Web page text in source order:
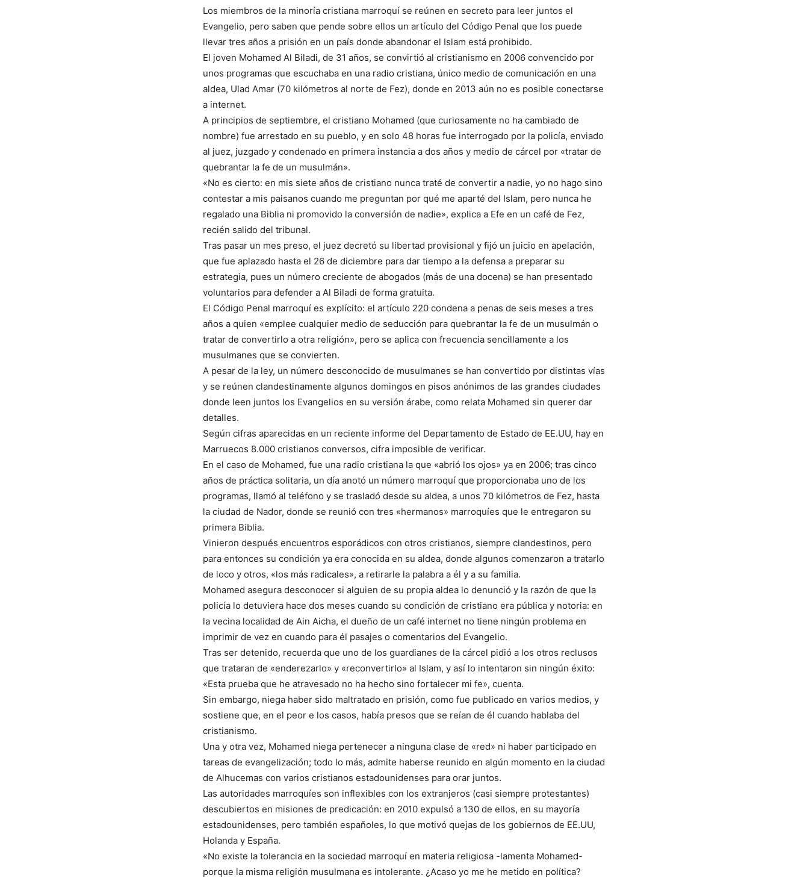
Los miembros de la minoría cristiana marroquí se reúnen en secreto para leer juntos el
Evangelio, pero saben que pende sobre ellos un artículo del Código Penal que los puede
llevar tres años a prisión en un país donde abandonar el Islam está prohibido.
El joven Mohamed Al Biladi, de 31 años, se convirtió al cristianismo en 2006 convencido por
unos programas que escuchaba en una radio cristiana, único medio de comunicación en una
aldea, Ulad Amar (70 kilómetros al norte de Fez), donde en 2013 aún no es posible conectarse
a internet.
A principios de septiembre, el cristiano Mohamed (que curiosamente no ha cambiado de
nombre) fue arrestado en su pueblo, y en solo 48 horas fue interrogado por la policía, enviado
al juez, juzgado y condenado en primera instancia a dos años y medio de cárcel por «tratar de
quebrantar la fe de un musulmán».
«No es cierto: en mis siete años de cristiano nunca traté de convertir a nadie, yo no hago sino
contestar a mis paisanos cuando me preguntan por qué me aparté del Islam, pero nunca he
regalado una Biblia ni promovido la conversión de nadie», explica a Efe en un café de Fez,
recién salido del tribunal.
Tras pasar un mes preso, el juez decretó su libertad provisional y fijó un juicio en apelación,
que fue aplazado hasta el 26 de diciembre para dar tiempo a la defensa a preparar su
estrategia, pues un número creciente de abogados (más de una docena) se han presentado
voluntarios para defender a Al Biladi de forma gratuita.
El Código Penal marroquí es explícito: el artículo 220 condena a penas de seis meses a tres
años a quien «emplee cualquier medio de seducción para quebrantar la fe de un musulmán o
tratar de convertirlo a otra religión», pero se aplica con frecuencia sencillamente a los
musulmanes que se convierten.
A pesar de la ley, un número desconocido de musulmanes se han convertido por distintas vías
y se reúnen clandestinamente algunos domingos en pisos anónimos de las grandes ciudades
donde leen juntos los Evangelios en su versión árabe, como relata Mohamed sin querer dar
detalles.
Según cifras aparecidas en un reciente informe del Departamento de Estado de EE.UU, hay en
Marruecos 8.000 cristianos conversos, cifra imposible de verificar.
En el caso de Mohamed, fue una radio cristiana la que «abrió los ojos» ya en 2006; tras cinco
años de práctica solitaria, un día anotó un número marroquí que proporcionaba uno de los
programas, llamó al teléfono y se trasladó desde su aldea, a unos 70 kilómetros de Fez, hasta
la ciudad de Nador, donde se reunió con tres «hermanos» marroquíes que le entregaron su
primera Biblia.
Vinieron después encuentros esporádicos con otros cristianos, siempre clandestinos, pero
para entonces su condición ya era conocida en su aldea, donde algunos comenzaron a tratarlo
de loco y otros, «los más radicales», a retirarle la palabra a él y a su familia.
Mohamed asegura desconocer si alguien de su propia aldea lo denunció y la razón de que la
policía lo detuviera hace dos meses cuando su condición de cristiano era pública y notoria: en
la vecina localidad de Ain Aicha, el dueño de un café internet no tiene ningún problema en
imprimir de vez en cuando para él pasajes o comentarios del Evangelio.
Tras ser detenido, recuerda que uno de los guardianes de la cárcel pidió a los otros reclusos
que trataran de «enderezarlo» y «reconvertirlo» al Islam, y así lo intentaron sin ningún éxito:
«Esta prueba que he atravesado no ha hecho sino fortalecer mi fe», cuenta.
Sin embargo, niega haber sido maltratado en prisión, como fue publicado en varios medios, y
sostiene que, en el peor e los casos, había presos que se reían de él cuando hablaba del
cristianismo.
Una y otra vez, Mohamed niega pertenecer a ninguna clase de «red» ni haber participado en
tareas de evangelización; todo lo más, admite haberse reunido en algún momento en la ciudad
de Alhucemas con varios cristianos estadounidenses para orar juntos.
Las autoridades marroquíes son inflexibles con los extranjeros (casi siempre protestantes)
descubiertos en misiones de predicación: en 2010 expulsó a 130 de ellos, en su mayoría
estadounidenses, pero también españoles, lo que motivó quejas de los gobiernos de EE.UU,
Holanda y España.
«No existe la tolerancia en la sociedad marroquí en materia religiosa -lamenta Mohamed-
porque la misma religión musulmana es intolerante. ¿Acaso yo me he metido en política?